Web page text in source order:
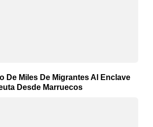
De Miles De Migrantes Al Enclave
Desde Marruecos